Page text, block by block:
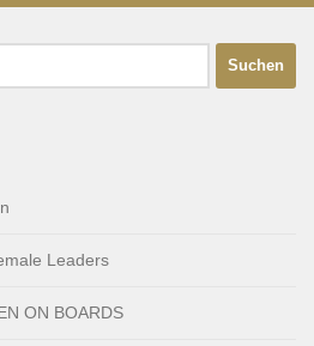
Leaders
ON BOARDS